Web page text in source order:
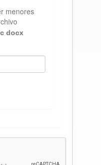
menores
docx